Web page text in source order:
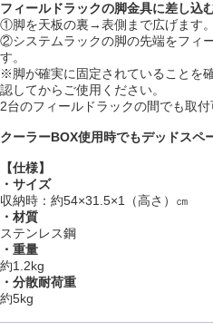
フィールドラックの脚金具に差し込
①脚を天板の裏→表側まで広げます。
②システムラックの脚の先端をフィ
す。
※脚が確実に固定されていることを
認してからご使用ください。
2台のフィールドラックの間でも取付
クーラーBOX使用時でもデッドスペ
【仕様】
・サイズ
収納時：約54×31.5×1（高さ）㎝
・材質
ステンレス鋼
・重量
約1.2kg
・分散耐荷重
約5kg